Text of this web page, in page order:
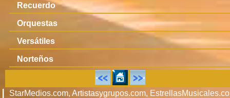
Recuerdo
Orquestas
Versátiles
Norteños
StarMedios.com, Artistasygrupos.com,